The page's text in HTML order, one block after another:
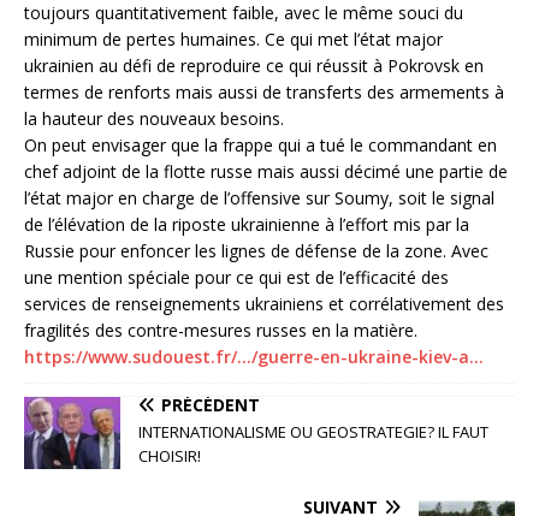
toujours quantitativement faible, avec le même souci du
minimum de pertes humaines. Ce qui met l’état major
ukrainien au défi de reproduire ce qui réussit à Pokrovsk en
termes de renforts mais aussi de transferts des armements à
la hauteur des nouveaux besoins.
On peut envisager que la frappe qui a tué le commandant en
chef adjoint de la flotte russe mais aussi décimé une partie de
l’état major en charge de l’offensive sur Soumy, soit le signal
de l’élévation de la riposte ukrainienne à l’effort mis par la
Russie pour enfoncer les lignes de défense de la zone. Avec
une mention spéciale pour ce qui est de l’efficacité des
services de renseignements ukrainiens et corrélativement des
fragilités des contre-mesures russes en la matière.
https://www.sudouest.fr/…/guerre-en-ukraine-kiev-a…
PRÉCÉDENT
INTERNATIONALISME OU GEOSTRATEGIE? IL FAUT
CHOISIR!
SUIVANT